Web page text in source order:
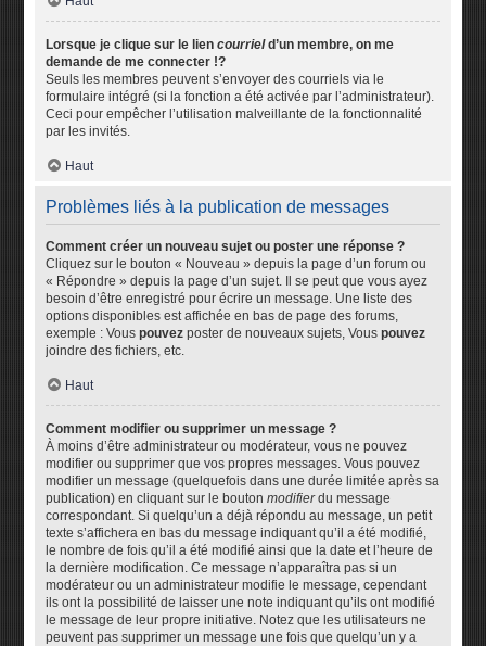
Lorsque je clique sur le liencourrield’un membre, on me
demande de me connecter !?
Seuls les membres peuvent s’envoyer des courriels via le
formulaire intégré (si la fonction a été activée par l’administrateur).
Ceci pour empêcher l’utilisation malveillante de la fonctionnalité
par les invités.
Haut
Problèmes liés à la publication de messages
Comment créer un nouveau sujet ou poster une réponse ?
Cliquez sur le bouton « Nouveau » depuis la page d’un forum ou
« Répondre » depuis la page d’un sujet. Il se peut que vous ayez
besoin d’être enregistré pour écrire un message. Une liste des
options disponibles est affichée en bas de page des forums,
exemple : Vouspouvez poster de nouveaux sujets, Vouspouvez
joindre des fichiers, etc.
Haut
Comment modifier ou supprimer un message ?
À moins d’être administrateur ou modérateur, vous ne pouvez
modifier ou supprimer que vos propres messages. Vous pouvez
modifier un message (quelquefois dans une durée limitée après sa
publication) en cliquant sur le boutonmodifierdu message
correspondant. Si quelqu’un a déjà répondu au message, un petit
texte s’affichera en bas du message indiquant qu’il a été modifié,
le nombre de fois qu’il a été modifié ainsi que la date et l’heure de
la dernière modification. Ce message n’apparaîtra pas si un
modérateur ou un administrateur modifie le message, cependant
ils ont la possibilité de laisser une note indiquant qu’ils ont modifié
le message de leur propre initiative. Notez que les utilisateurs ne
peuvent pas supprimer un message une fois que quelqu’un y a